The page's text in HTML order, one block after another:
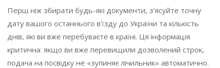
Перш ніж збирати будь-які документи, з'ясуйте точну
дату вашого останнього в'їзду до України та кількість
днів, які ви вже перебуваєте в країні. Ця інформація
критична: якщо ви вже перевищили дозволений строк,
подача на посвідку не «зупиняє лічильник» автоматично.